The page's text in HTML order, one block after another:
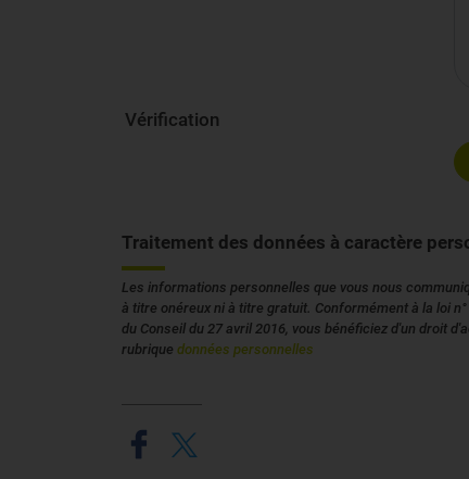
Vérification
Traitement des données à caractère
Les informations personnelles que vous nous
à titre onéreux ni à titre gratuit. Conformément à la loi
du Conseil du 27 avril 2016, vous bénéficiez d'un droit
rubrique données personnelles